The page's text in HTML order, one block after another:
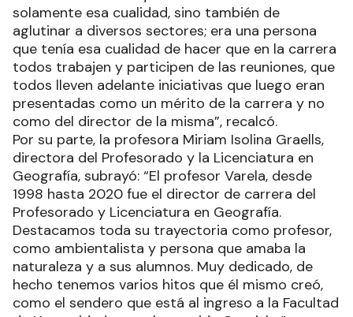
solamente esa cualidad, sino también de
aglutinar a diversos sectores; era una persona
que tenía esa cualidad de hacer que en la carrera
todos trabajen y participen de las reuniones, que
todos lleven adelante iniciativas que luego eran
presentadas como un mérito de la carrera y no
como del director de la misma”, recalcó.
Por su parte, la profesora Miriam Isolina Graells,
directora del Profesorado y la Licenciatura en
Geografía, subrayó: “El profesor Varela, desde
1998 hasta 2020 fue el director de carrera del
Profesorado y Licenciatura en Geografía.
Destacamos toda su trayectoria como profesor,
como ambientalista y persona que amaba la
naturaleza y a sus alumnos. Muy dedicado, de
hecho tenemos varios hitos que él mismo creó,
como el sendero que está al ingreso a la Facultad